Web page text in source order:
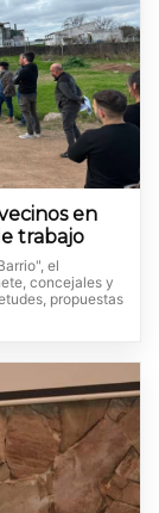
en
trabajo
el
concejales y
propuestas